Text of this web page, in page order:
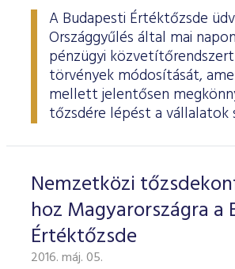
A Budapesti Értéktőzsde
Országgyűlés által mai
pénzügyi
törvények módosítását,
mellett jelentősen
tőzsdére lépést a vállalatok
Nemzetközi
hoz Magyarországra a
Értéktőzsde
2016. máj. 05.